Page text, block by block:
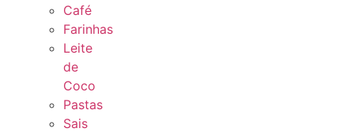
Café
Farinhas
Leite
de
Coco
Pastas
Sais